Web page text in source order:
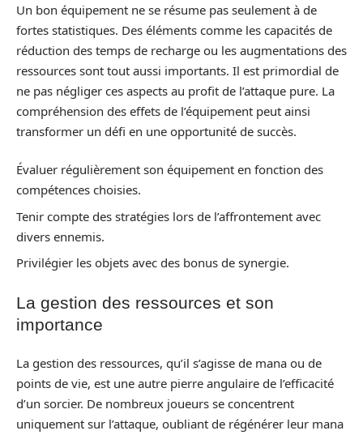
Un bon équipement ne se résume pas seulement à de
fortes statistiques. Des éléments comme les capacités de
réduction des temps de recharge ou les augmentations des
ressources sont tout aussi importants. Il est primordial de
ne pas négliger ces aspects au profit de l’attaque pure. La
compréhension des effets de l’équipement peut ainsi
transformer un défi en une opportunité de succès.
Évaluer régulièrement son équipement en fonction des
compétences choisies.
Tenir compte des stratégies lors de l’affrontement avec
divers ennemis.
Privilégier les objets avec des bonus de synergie.
La gestion des ressources et son
importance
La gestion des ressources, qu’il s’agisse de mana ou de
points de vie, est une autre pierre angulaire de l’efficacité
d’un sorcier. De nombreux joueurs se concentrent
uniquement sur l’attaque, oubliant de régénérer leur mana